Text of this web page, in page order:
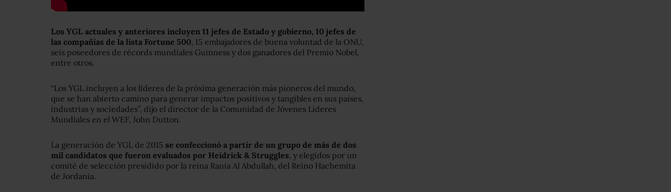
Los YGL actuales y anteriores incluyen 11 jefes de Estado y gobierno, 10 jefes de
las compañías de la lista Fortune 500, 15 embajadores de buena voluntad de la ONU,
seis poseedores de récords mundiales Guinness y dos ganadores del Premio Nobel,
entre otros.
“Los YGL incluyen a los líderes de la próxima generación más pioneros del mundo,
que se han abierto camino para generar impactos positivos y tangibles en sus países,
industrias y sociedades”, dijo el director de la Comunidad de Jóvenes Líderes
Mundiales en el WEF, John Dutton.
La generación de YGL de 2015 se confeccionó a partir de un grupo de más de dos
mil candidatos que fueron evaluados por Heidrick & Struggles, y elegidos por un
comité de selección presidido por la reina Rania Al Abdullah, del Reino Hachemita
de Jordania.